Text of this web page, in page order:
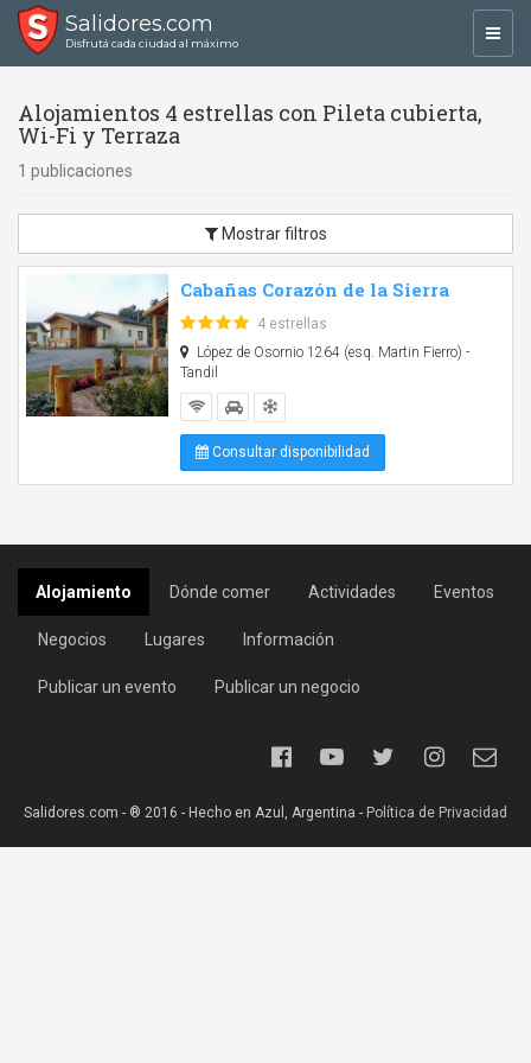
Salidores.com
Disfrutá cada ciudad al máximo
Alojamientos 4 estrellas con Pileta cubierta,
Wi-Fi y Terraza
1 publicaciones
Mostrar filtros
Cabañas Corazón de la Sierra
4 estrellas
López de Osornio 1264 (esq. Martin Fierro) -
Tandil
Consultar disponibilidad
Alojamiento Dónde comer Actividades Eventos
Negocios Lugares Información
Publicar un evento Publicar un negocio
Salidores.com - ® 2016 - Hecho en Azul, Argentina - Política de Privacidad